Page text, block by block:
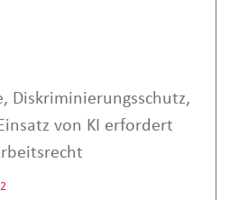
Diskriminierungsschutz,
von KI erfordert